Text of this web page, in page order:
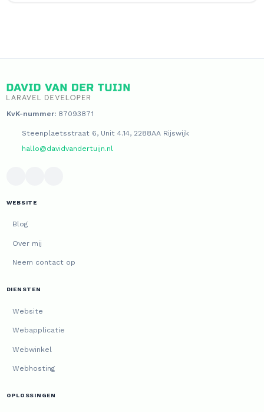
KvK-nummer:87093871
Steenplaetsstraat 6, Unit 4.14, 2288AA Rijswijk
hallo@davidvandertuijn.nl
WEBSITE
Blog
Over mij
Neem contact op
DIENSTEN
Website
Webapplicatie
Webwinkel
Webhosting
OPLOSSINGEN